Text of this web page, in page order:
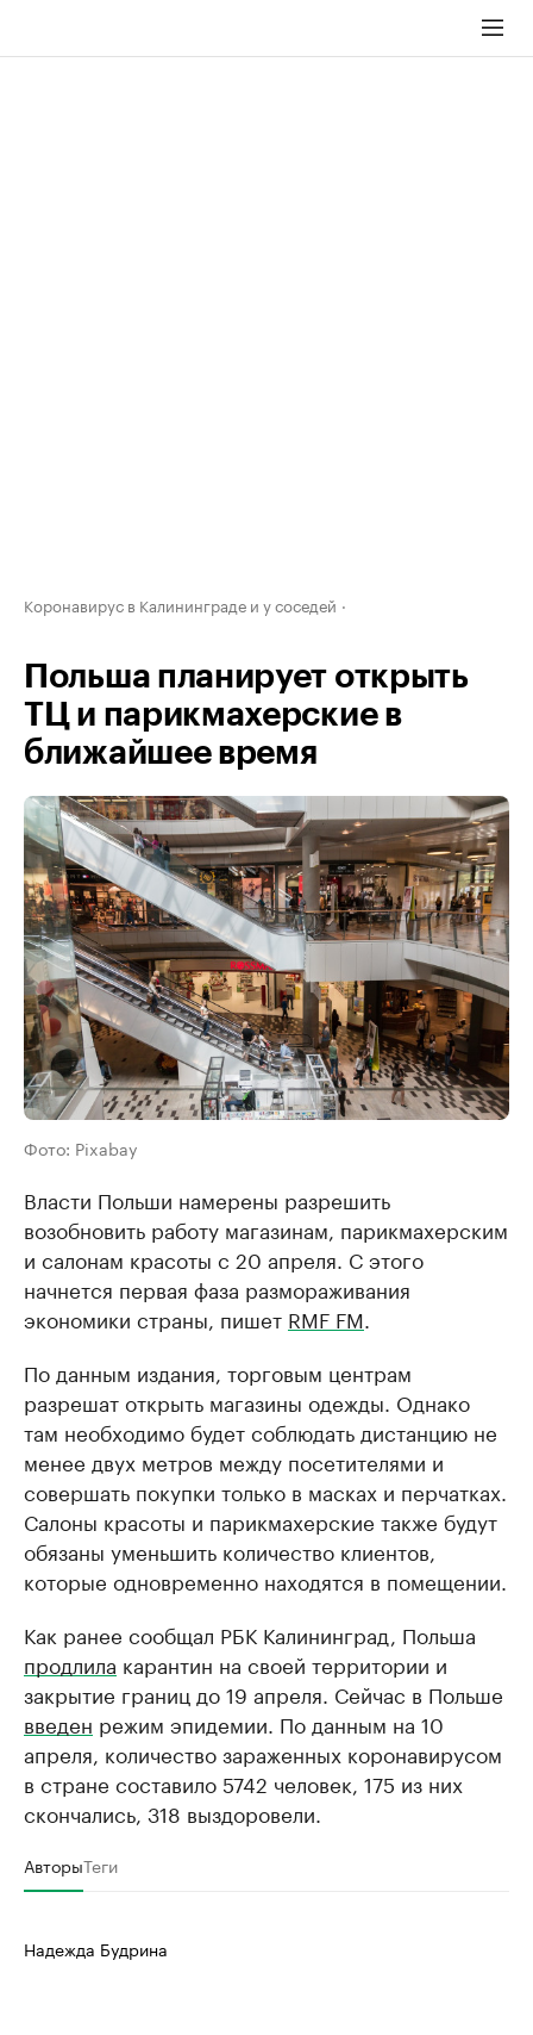
Коронавирус в Калининграде и у соседей
Польша планирует открыть
ТЦ и парикмахерские в
ближайшее время
Фото: Pixabay
Власти Польши намерены разрешить
возобновить работу магазинам, парикмахерским
и салонам красоты с 20 апреля. С этого
начнется первая фаза размораживания
экономики страны, пишет RMF FM
По данным издания, торговым центрам
разрешат открыть магазины одежды. Однако
там необходимо будет соблюдать дистанцию не
менее двух метров между посетителями и
совершать покупки только в масках и перчатках.
Салоны красоты и парикмахерские также будут
обязаны уменьшить количество клиентов,
которые одновременно находятся в помещении.
Как ранее сообщал РБК Калининград, Польша
продлила карантин на своей территории и
закрытие границ до 19 апреля. Сейчас в Польше
введен режим эпидемии. По данным на 10
апреля, количество зараженных коронавирусом
в стране составило 5742 человек, 175 из них
скончались, 318 выздоровели.
АвторыТеги
Надежда Будрина